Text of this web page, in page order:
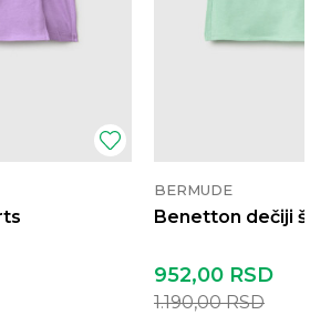
BERMUDE
Benetton dečiji
952,00 RSD
1.190,00RSD